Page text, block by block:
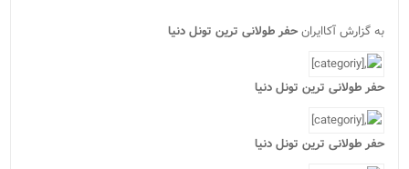
به گزارش آکاایرانحفر طولانی ترین تونل دنیا
حفر طولانی ترین تونل دنیا
حفر طولانی ترین تونل دنیا